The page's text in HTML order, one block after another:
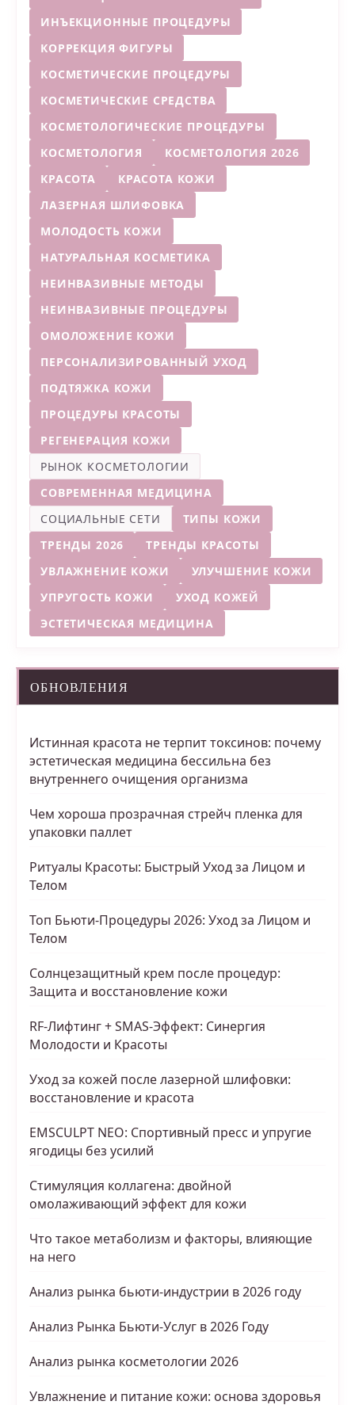
ИНЪЕКЦИОННЫЕ ПРОЦЕДУРЫ
КОРРЕКЦИЯ ФИГУРЫ
КОСМЕТИЧЕСКИЕ ПРОЦЕДУРЫ
КОСМЕТИЧЕСКИЕ СРЕДСТВА
КОСМЕТОЛОГИЧЕСКИЕ ПРОЦЕДУРЫ
КОСМЕТОЛОГИЯ
КОСМЕТОЛОГИЯ 2026
КРАСОТА
КРАСОТА КОЖИ
ЛАЗЕРНАЯ ШЛИФОВКА
МОЛОДОСТЬ КОЖИ
НАТУРАЛЬНАЯ КОСМЕТИКА
НЕИНВАЗИВНЫЕ МЕТОДЫ
НЕИНВАЗИВНЫЕ ПРОЦЕДУРЫ
ОМОЛОЖЕНИЕ КОЖИ
ПЕРСОНАЛИЗИРОВАННЫЙ УХОД
ПОДТЯЖКА КОЖИ
ПРОЦЕДУРЫ КРАСОТЫ
РЕГЕНЕРАЦИЯ КОЖИ
РЫНОК КОСМЕТОЛОГИИ
СОВРЕМЕННАЯ МЕДИЦИНА
СОЦИАЛЬНЫЕ СЕТИ
ТИПЫ КОЖИ
ТРЕНДЫ 2026
ТРЕНДЫ КРАСОТЫ
УВЛАЖНЕНИЕ КОЖИ
УЛУЧШЕНИЕ КОЖИ
УПРУГОСТЬ КОЖИ
УХОД КОЖЕЙ
ЭСТЕТИЧЕСКАЯ МЕДИЦИНА
ОБНОВЛЕНИЯ
Истинная красота не терпит токсинов: почему
эстетическая медицина бессильна без
внутреннего очищения организма
Чем хороша прозрачная стрейч пленка для
упаковки паллет
Ритуалы Красоты: Быстрый Уход за Лицом и
Телом
Топ Бьюти-Процедуры 2026: Уход за Лицом и
Телом
Солнцезащитный крем после процедур:
Защита и восстановление кожи
RF-Лифтинг + SMAS-Эффект: Синергия
Молодости и Красоты
Уход за кожей после лазерной шлифовки:
восстановление и красота
EMSCULPT NEO: Спортивный пресс и упругие
ягодицы без усилий
Стимуляция коллагена: двойной
омолаживающий эффект для кожи
Что такое метаболизм и факторы, влияющие
на него
Анализ рынка бьюти-индустрии в 2026 году
Анализ Рынка Бьюти-Услуг в 2026 Году
Анализ рынка косметологии 2026
Увлажнение и питание кожи: основа здоровья